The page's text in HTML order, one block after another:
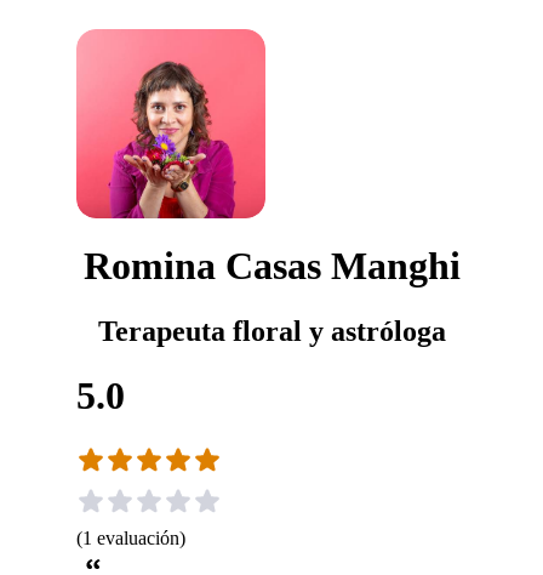
Romina Casas Manghi
Terapeuta floral y astróloga
5.0
(1 evaluación)